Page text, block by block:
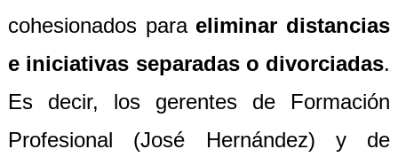
cohesionados para eliminar distancias
e iniciativas separadas o divorciadas.
Es decir, los gerentes de Formación
Profesional (José Hernández) y de